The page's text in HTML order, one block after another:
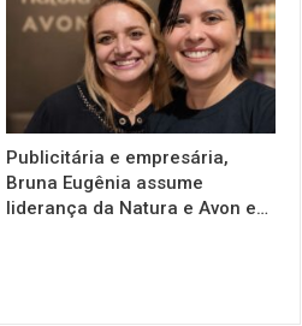
Publicitária e empresária,
Bruna Eugênia assume
liderança da Natura e Avon e…